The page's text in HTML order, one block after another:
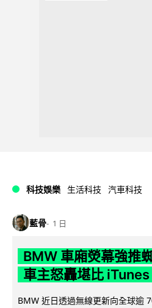
科技娛樂 生活科技 汽車科技
藍骨 1 日
BMW 車廂熒幕強推
車主怒轟堪比
BMW 近日透過無線更新向全球逾